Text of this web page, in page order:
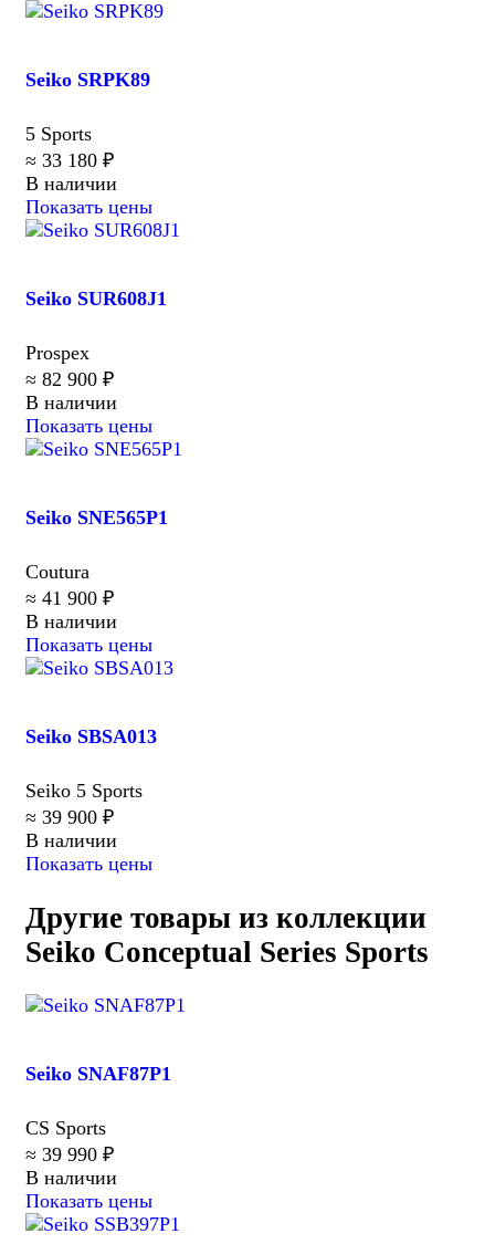
Seiko SRPK89
5 Sports
≈ 33 180 ₽
В наличии
Показать цены
Seiko SUR608J1
Prospex
≈ 82 900 ₽
В наличии
Показать цены
Seiko SNE565P1
Coutura
≈ 41 900 ₽
В наличии
Показать цены
Seiko SBSA013
Seiko 5 Sports
≈ 39 900 ₽
В наличии
Показать цены
Другие товары из коллекции
Seiko Conceptual Series Sports
Seiko SNAF87P1
CS Sports
≈ 39 990 ₽
В наличии
Показать цены